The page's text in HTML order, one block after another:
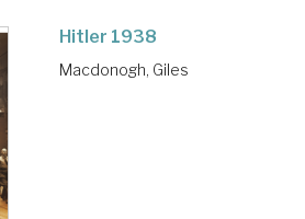
Hitler 1938
Macdonogh, Giles